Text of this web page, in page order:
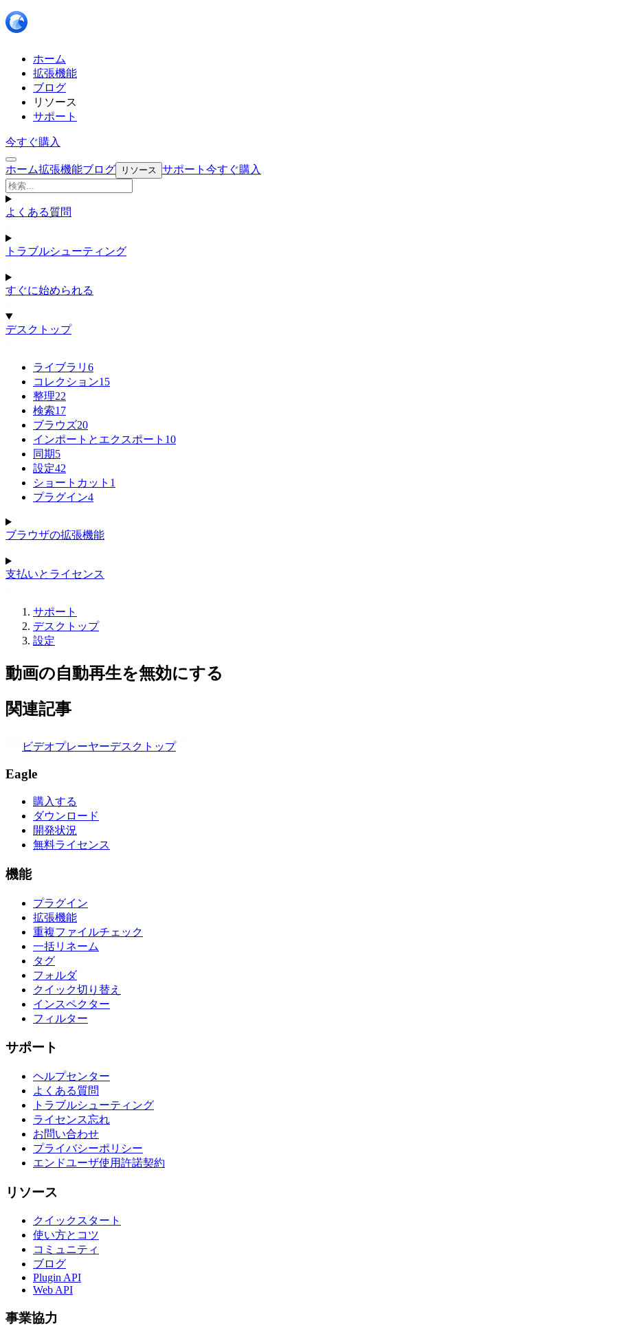
ホーム
拡張機能
ブログ
リソース
サポート
今すぐ購入
ホーム拡張機能ブログ リソース サポート 今すぐ購入
よくある質問
トラブルシューティング
すぐに始められる
デスクトップ
ライブラリ 6
コレクション15
整理22
検索17
ブラウズ20
インポートとエクスポート 10
同期5
設定42
ショートカット 1
プラグイン4
ブラウザの拡張機能
支払いとライセンス
サポート
デスクトップ
設定
動画の自動再生を無効にする
関連記事
ビデオプレーヤーデスクトップ
Eagle
購入する
ダウンロード
開発状況
無料ライセンス
機能
プラグイン
拡張機能
重複ファイルチェック
一括リネーム
タグ
フォルダ
クイック切り替え
インスペクター
フィルター
サポート
ヘルプセンター
よくある質問
トラブルシューティング
ライセンス忘れ
お問い合わせ
プライバシーポリシー
エンドユーザ使用許諾契約
リソース
クイックスタート
使い方とコツ
コミュニティ
ブログ
Plugin API
Web API
事業協力